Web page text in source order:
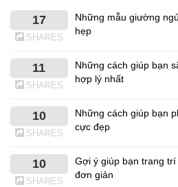
17
SHARES
Những mẫu giường
hẹp
11
SHARES
Những cách giúp bạn
hợp lý nhất
10
SHARES
Những cách giúp bạn
cực đẹp
10
SHARES
Gợi ý giúp bạn trang
đơn giản